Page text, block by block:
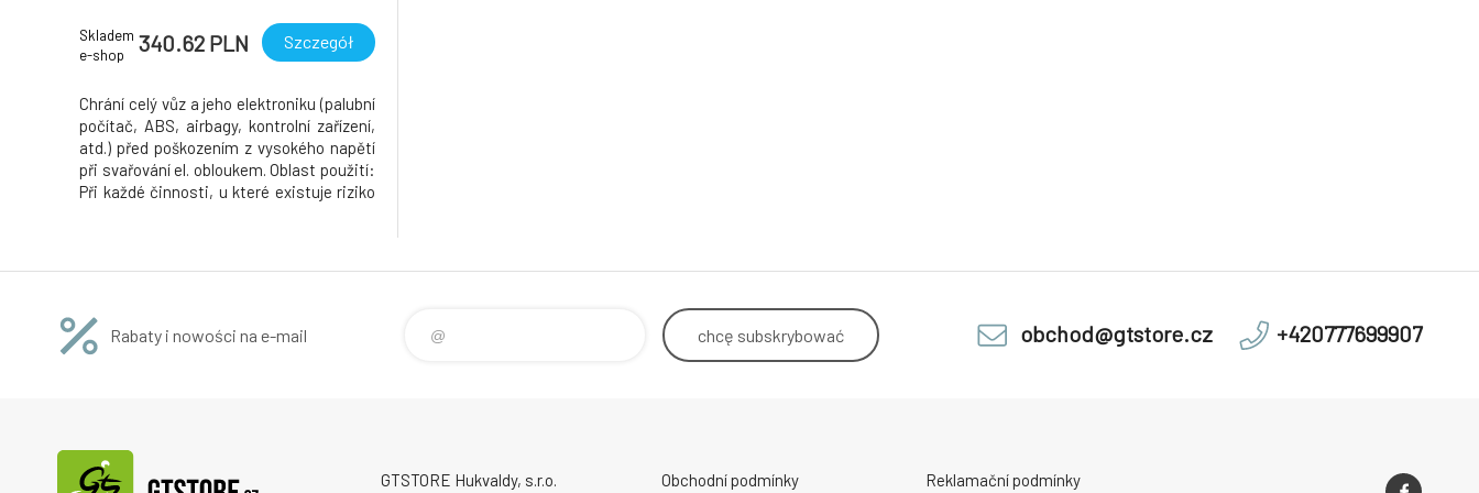
Skladem
e-shop
340.62 PLN Szczegół
Chrání celý vůz a jeho elektroniku (palubní
počítač, ABS, airbagy, kontrolní zařízení,
atd.) před poškozením z vysokého napětí
při svařování el. obloukem. Oblast použití:
Při každé činnosti, u které existuje riziko
Rabaty i nowości na e-mail chcę subskrybować obchod@gtstore.cz +420777699907
GTSTORE Hukvaldy, s.r.o. Obchodní podmínky Reklamační podmínky